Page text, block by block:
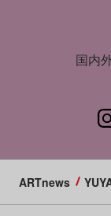
国内
ARTnews